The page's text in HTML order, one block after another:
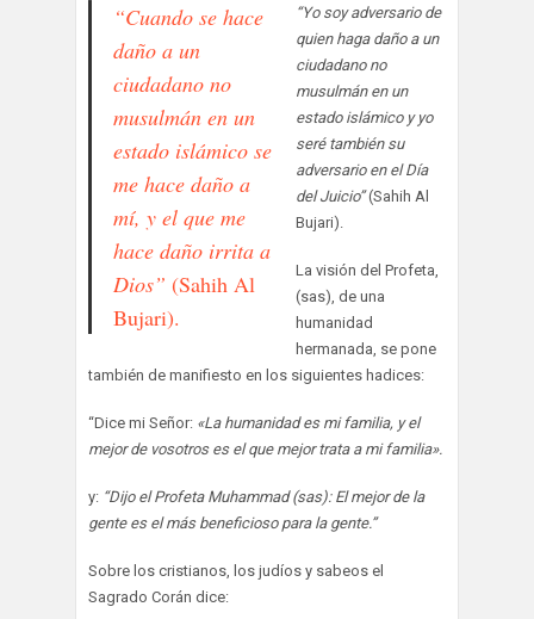
“Cuando se hace
daño a un
ciudadano no
musulmán en un
estado islámico se
me hace daño a
mí, y el que me
hace daño irrita a
Dios” (Sahih Al
Bujari).
“Yo soy adversario de
quien haga daño a un
ciudadano no
musulmán en un
estado islámico y yo
seré también su
adversario en el Día
del Juicio”(Sahih Al
Bujari).
La visión del Profeta,
(sas), de una
humanidad
hermanada, se pone
también de manifiesto en los siguientes hadices:
“Dice mi Señor: «La humanidad es mi familia, y el
mejor de vosotros es el que mejor trata a mi familia».
y: “Dijo el Profeta Muhammad (sas): El mejor de la
gente es el más beneficioso para la gente.”
Sobre los cristianos, los judíos y sabeos el
Sagrado Corán dice: